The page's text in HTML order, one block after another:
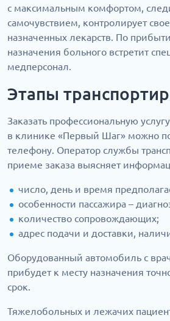
с максимальным комфортом,
самочувствием, контролирует
назначенных лекарств. По
назначения больного встретит
медперсонал.
Этапы
Заказать профессиональную
в клинике «Первый Шаг» можно
телефону. Оператор службы
приеме заказа выясняет
число, день и время
особенности пассажира –
количество сопровождающих;
адрес подачи и доставки,
Оборудованный автомобиль с
прибудет к месту назначения
срок.
Тяжелобольных и лежачих